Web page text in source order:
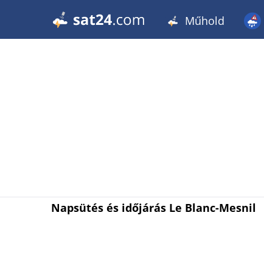
Műhold
Napsütés és időjárás Le Blanc-Mesnil